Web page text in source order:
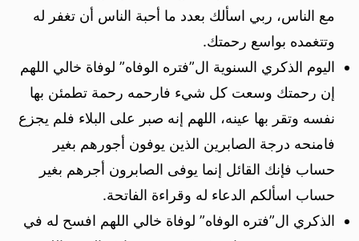
مع الناس، ربي اسألك بعدد ما أحبة الناس أن تغفر له
وتتغمده بواسع رحمتك.
اليوم الذكري السنوية ال”فتره الوفاه” لوفاة خالي اللهم
إن رحمتك وسعت كل شيء فارحمه رحمة تطمئن بها
نفسه وتقر بها عينه، اللهم إنه صبر على البلاء فلم يجزع
فامنحه درجة الصابرين الذين يوفون أجورهم بغير
حساب فإنك القائل إنما يوفى الصابرون أجرهم بغير
حساب اسألكم الدعاء له وقراءة الفاتحة.
الذكري ال”فتره الوفاه” لوفاة خالي اللهم افسح له في